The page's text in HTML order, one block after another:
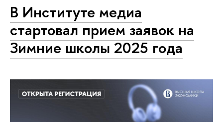
В Институте медиа
стартовал прием заявок на
Зимние школы 2025 года